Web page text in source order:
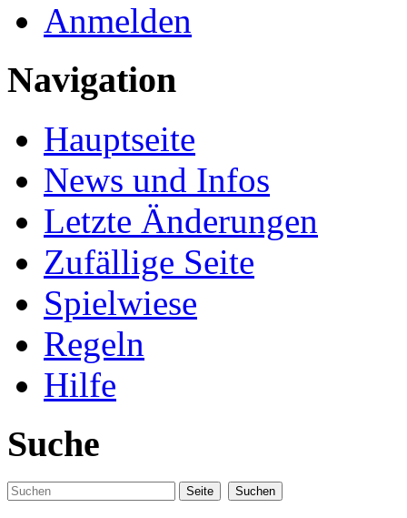
Anmelden
Navigation
Hauptseite
News und Infos
Letzte Änderungen
Zufällige Seite
Spielwiese
Regeln
Hilfe
Suche